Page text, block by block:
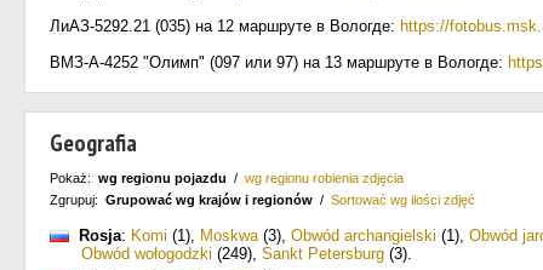
ЛиАЗ-5292.21 (035) на 12 маршруте в Вологде: https://
ВМЗ-А-4252 "Олимп" (097 или 97) на 13 маршруте в Вологде:
Geografia
Pokaż: wg regionu pojazdu / wg regionu robienia zdjęcia
Zgrupuj: Grupować wg krajów i regionów / Sortować wg ilości zdjęć
Rosja: Komi (1), Moskwa(3), Obwód archangielski (1), Obwód
Obwód wołogodzki (249), Sankt Petersburg (3).